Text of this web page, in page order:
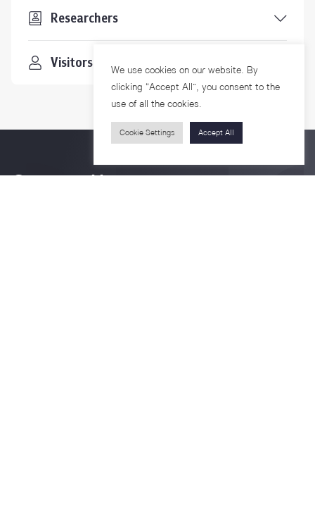
Researchers
Visitors
Contact Us
We use cookies on our website. By
clicking “Accept All”, you consent to the
use of all the cookies.
Cookie Settings Accept All